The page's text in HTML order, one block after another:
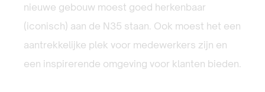
nieuwe gebouw moest goed herkenbaar
(iconisch) aan de N35 staan. Ook moest het een
aantrekkelijke plek voor medewerkers zijn en
een inspirerende omgeving voor klanten bieden.